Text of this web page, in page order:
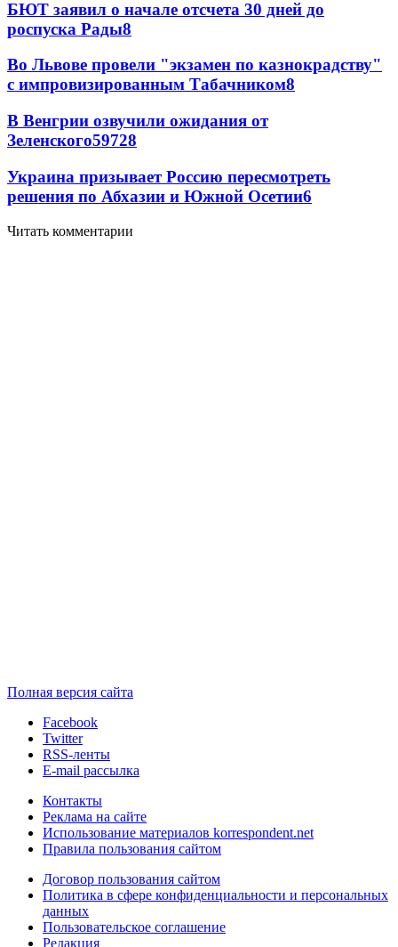
БЮТ заявил о начале отсчета 30 дней до
роспуска Рады8
Во Львове провели "экзамен по казнокрадству"
с импровизированным Табачником8
В Венгрии озвучили ожидания от
Зеленского59728
Украина призывает Россию пересмотреть
решения по Абхазии и Южной Осетии6
Читать комментарии
Полная версия сайта
Facebook
Twitter
RSS-ленты
E-mail рассылка
Контакты
Реклама на сайте
Использование материалов korrespondent.net
Правила пользования сайтом
Договор пользования сайтом
Политика в сфере конфиденциальности и персональных
данных
Пользовательское соглашение
Редакция